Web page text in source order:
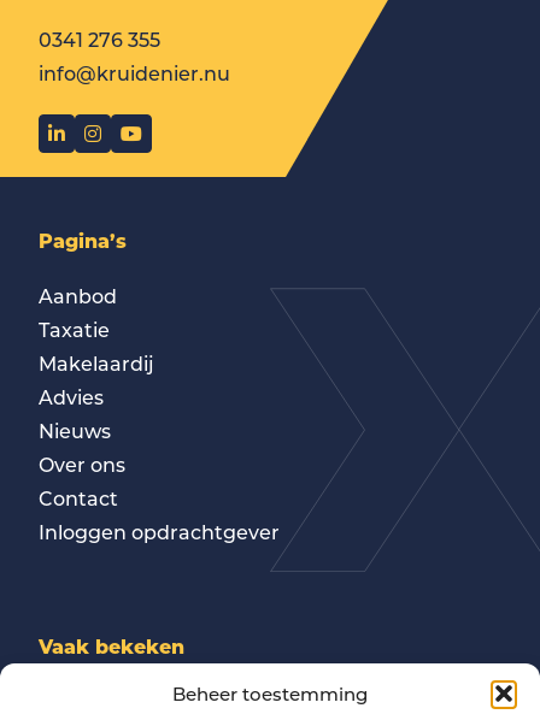
Beheer toestemming
0341 276 355
info@kruidenier.nu
Pagina’s
Aanbod
Taxatie
Makelaardij
Advies
Nieuws
Over ons
Contact
Inloggen opdrachtgever
Vaak bekeken
Camping verkopen